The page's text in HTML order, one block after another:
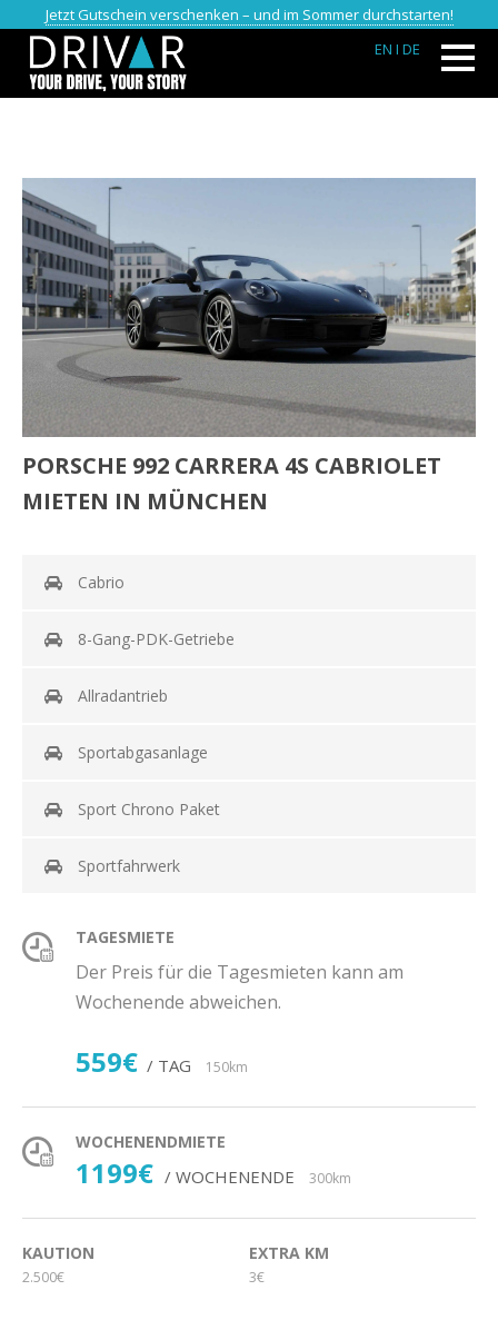
Jetzt Gutschein verschenken – und im Sommer durchstarten!
EN I DE
PORSCHE 992 CARRERA 4S CABRIOLET
MIETEN IN MÜNCHEN
Cabrio
8-Gang-PDK-Getriebe
Allradantrieb
Sportabgasanlage
Sport Chrono Paket
Sportfahrwerk
TAGESMIETE
Der Preis für die Tagesmieten kann am
Wochenende abweichen.
559€ / TAG 150km
WOCHENENDMIETE
1199€ / WOCHENENDE 300km
KAUTION
2.500€
EXTRA KM
3€